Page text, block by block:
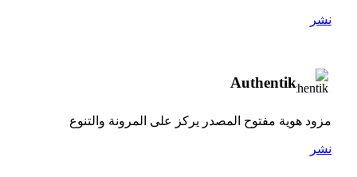
نشر
Authentik
مزود هوية مفتوح المصدر يركز على المرونة والتنوع
نشر